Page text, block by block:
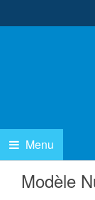
Menu
Modèle